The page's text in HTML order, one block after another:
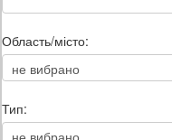
Область/місто:
Тип: